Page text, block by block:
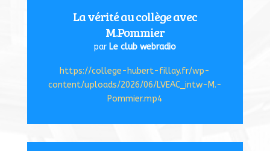
La vérité au collège avec
M.Pommier
par Le club webradio
https://college-hubert-fillay.fr/wp-
content/uploads/2026/06/LVEAC_intw-M.-
Pommier.mp4